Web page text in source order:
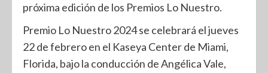
próxima edición de los Premios Lo Nuestro.
Premio Lo Nuestro 2024 se celebrará el jueves
22 de febrero en el Kaseya Center de Miami,
Florida, bajo la conducción de Angélica Vale,